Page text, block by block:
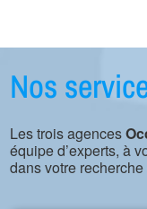
Nos
Les trois agences
équipe d’experts, à
dans votre